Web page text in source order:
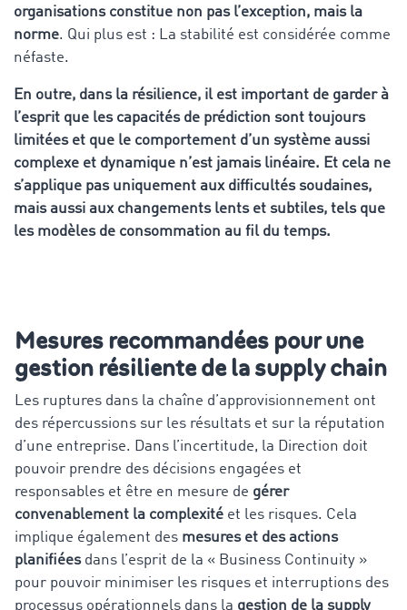
organisations constitue non pas l’exception, mais la
norme. Qui plus est : La stabilité est considérée comme
néfaste.
En outre, dans la résilience, il est important de garder à
l’esprit que les capacités de prédiction sont toujours
limitées et que le comportement d’un système aussi
complexe et dynamique n’est jamais linéaire. Et cela ne
s’applique pas uniquement aux difficultés soudaines,
mais aussi aux changements lents et subtiles, tels que
les modèles de consommation au fil du temps.
Mesures recommandées pour une
gestion résiliente de la supply chain
Les ruptures dans la chaîne d’approvisionnement ont
des répercussions sur les résultats et sur la réputation
d’une entreprise. Dans l’incertitude, la Direction doit
pouvoir prendre des décisions engagées et
responsables et être en mesure de gérer
convenablement la complexité et les risques. Cela
implique également des mesures et des actions
planifiéesdans l’esprit de la « Business Continuity »
pour pouvoir minimiser les risques et interruptions des
processus opérationnels dans la gestion de la supply